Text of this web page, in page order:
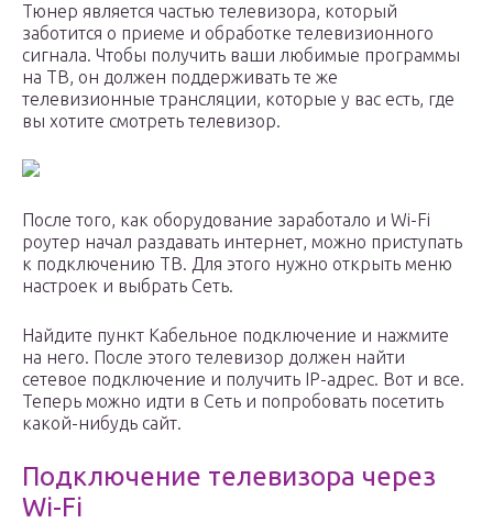
Тюнер является частью телевизора, который
заботится о приеме и обработке телевизионного
сигнала. Чтобы получить ваши любимые программы
на ТВ, он должен поддерживать те же
телевизионные трансляции, которые у вас есть, где
вы хотите смотреть телевизор.
После того, как оборудование заработало и Wi-Fi
роутер начал раздавать интернет, можно приступать
к подключению ТВ. Для этого нужно открыть меню
настроек и выбрать Сеть.
Найдите пункт Кабельное подключение и нажмите
на него. После этого телевизор должен найти
сетевое подключение и получить IP-адрес. Вот и все.
Теперь можно идти в Сеть и попробовать посетить
какой-нибудь сайт.
Подключение телевизора через
Wi-Fi